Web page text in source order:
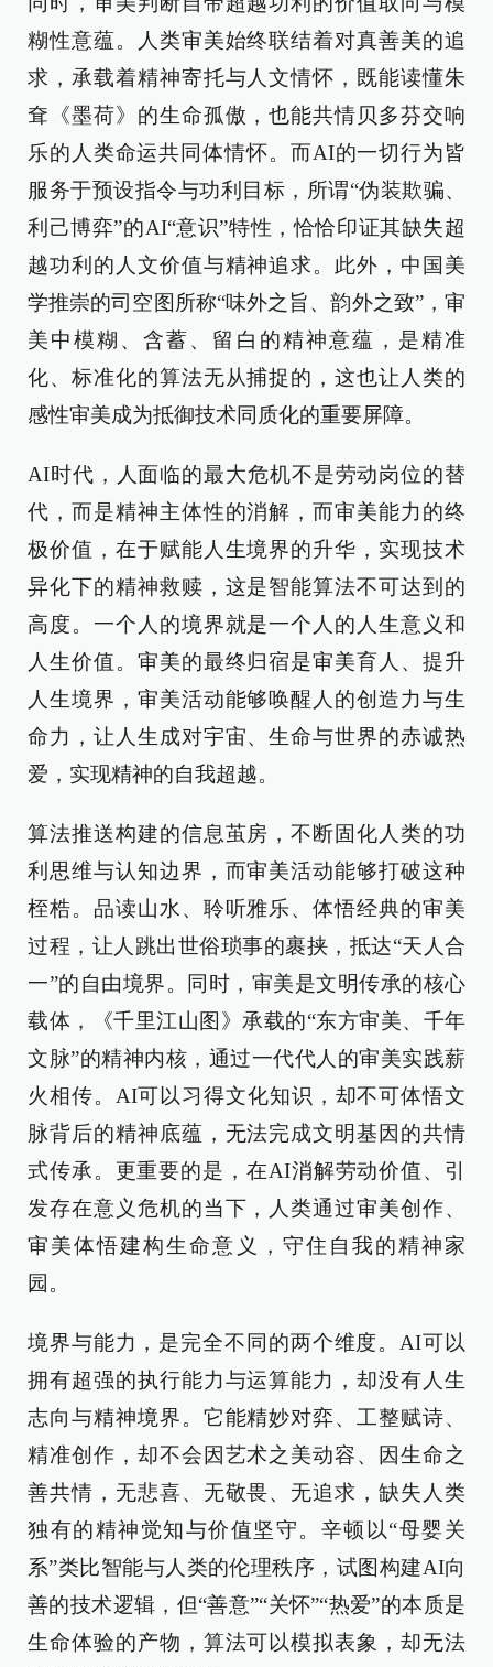
糊性意蕴。人类审美始终联结着对真善美的追
求，承载着精神寄托与人文情怀，既能读懂朱
耷《墨荷》的生命孤傲，也能共情贝多芬交响
乐的人类命运共同体情怀。而AI的一切行为皆
服务于预设指令与功利目标，所谓“伪装欺骗、
利己博弈”的AI“意识”特性，恰恰印证其缺失超
越功利的人文价值与精神追求。此外，中国美
学推崇的司空图所称“味外之旨、韵外之致”，审
美中模糊、含蓄、留白的精神意蕴，是精准
化、标准化的算法无从捕捉的，这也让人类的
感性审美成为抵御技术同质化的重要屏障。
AI时代，人面临的最大危机不是劳动岗位的替
代，而是精神主体性的消解，而审美能力的终
极价值，在于赋能人生境界的升华，实现技术
异化下的精神救赎，这是智能算法不可达到的
高度。一个人的境界就是一个人的人生意义和
人生价值。审美的最终归宿是审美育人、提升
人生境界，审美活动能够唤醒人的创造力与生
命力，让人生成对宇宙、生命与世界的赤诚热
爱，实现精神的自我超越。
算法推送构建的信息茧房，不断固化人类的功
利思维与认知边界，而审美活动能够打破这种
桎梏。品读山水、聆听雅乐、体悟经典的审美
过程，让人跳出世俗琐事的裹挟，抵达“天人合
一”的自由境界。同时，审美是文明传承的核心
载体，《千里江山图》承载的“东方审美、千年
文脉”的精神内核，通过一代代人的审美实践薪
火相传。AI可以习得文化知识，却不可体悟文
脉背后的精神底蕴，无法完成文明基因的共情
式传承。更重要的是，在AI消解劳动价值、引
发存在意义危机的当下，人类通过审美创作、
审美体悟建构生命意义，守住自我的精神家
园。
境界与能力，是完全不同的两个维度。AI可以
拥有超强的执行能力与运算能力，却没有人生
志向与精神境界。它能精妙对弈、工整赋诗、
精准创作，却不会因艺术之美动容、因生命之
善共情，无悲喜、无敬畏、无追求，缺失人类
独有的精神觉知与价值坚守。辛顿以“母婴关
系”类比智能与人类的伦理秩序，试图构建AI向
善的技术逻辑，但“善意”“关怀”“热爱”的本质是
生命体验的产物，算法可以模拟表象，却无法